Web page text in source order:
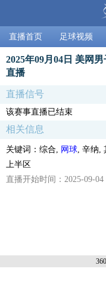
直播首页 足球视频
2025年09月04日 美网
直播
直播信号
该赛事直播已结束
相关信息
关键词：综合, 网球 , 辛纳
上半区
直播开始时间：2025-09-04